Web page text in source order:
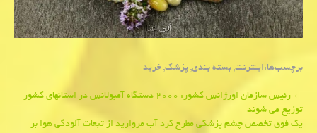
برچسب‌ها:اینترنت,بسته بندی,پزشك,خرید
Post
navigation
←
رئیس سازمان اورژانس كشور: ۲۰۰۰ دستگاه آمبولانس در استانهای کشور
توزیع می شوند
یك فوق تخصص چشم پزشكی مطرح كرد آب مروارید از تبعات آلودگی هوا بر